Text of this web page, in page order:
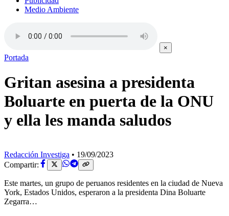
Medio Ambiente
×
Portada
Gritan asesina a presidenta
Boluarte en puerta de la ONU
y ella les manda saludos
Redacción Investiga • 19/09/2023
Compartir:
Este martes, un grupo de peruanos residentes en la ciudad de Nueva
York, Estados Unidos, esperaron a la presidenta Dina Boluarte
Zegarra…